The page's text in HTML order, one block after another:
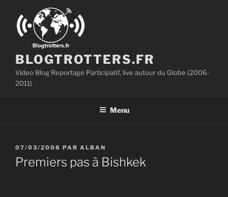
contenu
BLOGTROTTERS.FR
Video Blog Reportage Participatif, live autour du Globe (2006-
2011)
Menu
PUBLIÉ
LE
07/03/2008 PAR ALBAN
Premiers pas à Bishkek